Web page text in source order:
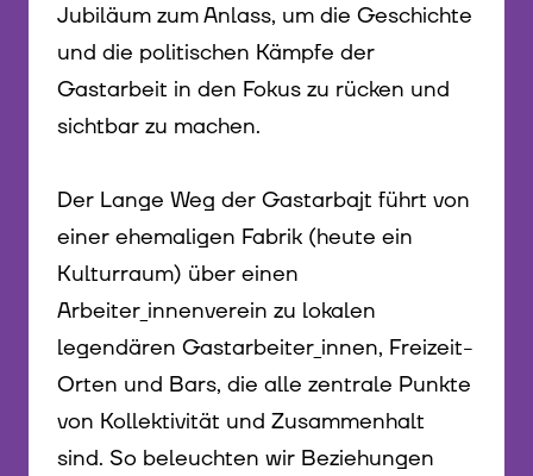
Jubiläum zum Anlass, um die Geschichte
und die politischen Kämpfe der
Gastarbeit in den Fokus zu rücken und
sichtbar zu machen.
Der Lange Weg der Gastarbajt führt von
einer ehemaligen Fabrik (heute ein
Kulturraum) über einen
Arbeiter_innenverein zu lokalen
legendären Gastarbeiter_innen, Freizeit-
Orten und Bars, die alle zentrale Punkte
von Kollektivität und Zusammenhalt
sind. So beleuchten wir Beziehungen